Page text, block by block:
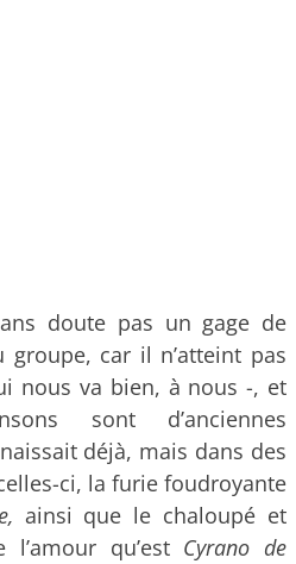
doute pas un gage de
groupe, car il n’atteint pas
nous va bien, à nous -, et
sont d’anciennes
déjà, mais dans des
ci, la furie foudroyante
ainsi que le chaloupé et
qu’est Cyrano de